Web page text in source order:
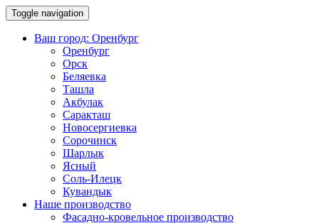
Toggle navigation
Ваш город: Оренбург
Оренбург
Орск
Беляевка
Ташла
Акбулак
Саракташ
Новосергиевка
Сорочинск
Шарлык
Ясный
Соль-Илецк
Кувандык
Наше производство
Фасадно-кровельное производство